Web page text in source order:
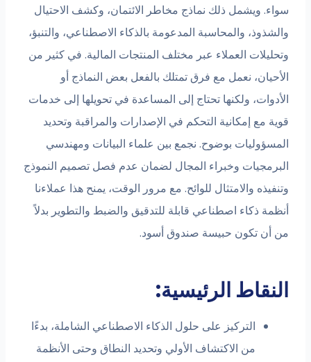
سواء. ويشمل ذلك نماذج مخاطر الائتمان، وكشف الاحتيال
والشذوذ، والمحاسبة المدعومة بالذكاء الاصطناعي، والتنبؤ،
وتحليلات العملاء عبر مختلف المنتجات المالية. في كثير من
الأحيان، نعمل مع فرق تمتلك بالفعل بعض النماذج أو
الأدوات، ولكنها تحتاج إلى المساعدة في تحويلها إلى خدمات
قوية مع إمكانية التحكم في الإصدارات والمراقبة وتحديد
المسؤوليات بوضوح. نجمع بين علماء البيانات ومهندسي
البرمجيات وخبراء المجال لضمان عدم فصل تصميم النموذج
وتنفيذه والامتثال للوائح. مع مرور الوقت، يمنح هذا عملاءنا
أنظمة ذكاء اصطناعي قابلة للتدقيق والضبط والتطوير بدلاً
من أن تكون حبيسة صندوق أسود.
النقاط الرئيسية:
التركيز على حلول الذكاء الاصطناعي الشاملة، بدءًا
من الاكتشاف الأولي وتحديد النطاق وحتى الأنظمة